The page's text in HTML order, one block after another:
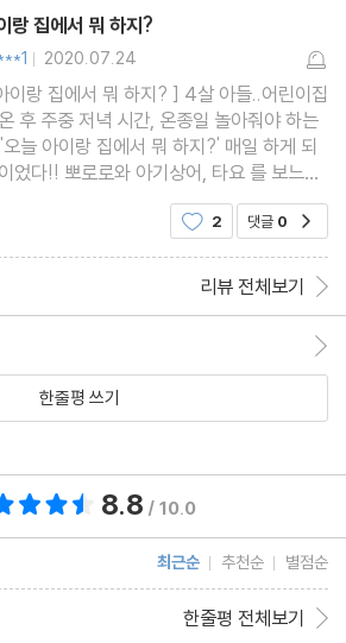
성 물질과 염기성 물질
차 놀이
는 물건 찾기
는 편지
에서 1시간
랑 집에서 뭐 하지?
| 2020.07.24
이랑 집에서 뭐 하지? ] 4살 아들..어린이집
후 주중 저녁 시간, 온종일 놀아줘야 하는
늘 아이랑 집에서 뭐 하지?' 매일 하게 되
었다!! 뽀로로와 아기상어, 타요 를 보느라
스마트폰을 이용하는 시간이 늘어서 어떤
며 놀아줘야될까 고민이 많은 시기였는데,
2 댓글 0
리뷰 전체보기
한줄평 쓰기
8.8 / 10.0
최근순 추천순 별점순
한줄평 전체보기